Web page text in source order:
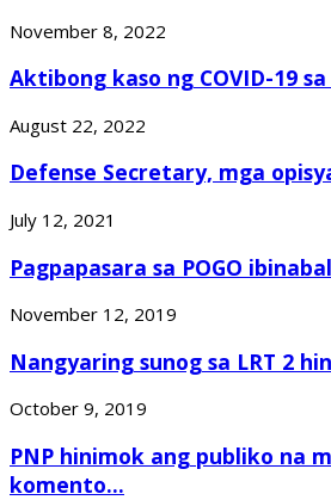
November 8, 2022
Aktibong kaso ng COVID-19
August 22, 2022
Defense Secretary, mga
July 12, 2021
Pagpapasara sa POGO
November 12, 2019
Nangyaring sunog sa LRT 2
October 9, 2019
PNP hinimok ang publiko na
komento...